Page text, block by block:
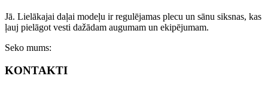
Jā. Lielākajai daļai modeļu ir regulējamas plecu un sānu siksnas, kas
ļauj pielāgot vesti dažādam augumam un ekipējumam.
Seko mums:
KONTAKTI